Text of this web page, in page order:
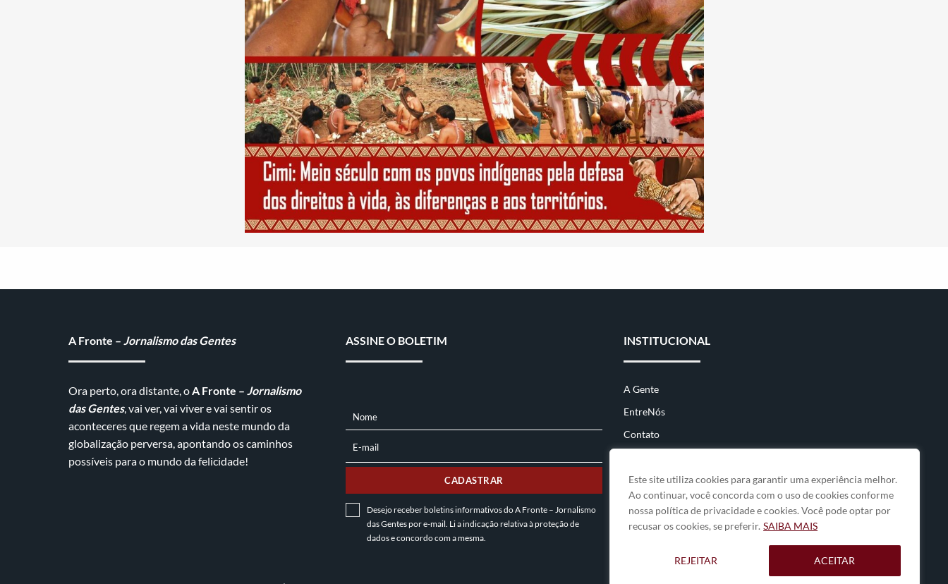
Este site utiliza cookies para garantir uma experiência melhor.
Ao continuar, você concorda com o uso de cookies conforme
nossa política de privacidade e cookies. Você pode optar por
recusar os cookies, se preferir. SAIBA MAIS
REJEITAR ACEITAR
A Fronte –Jornalismo das Gentes
Ora perto, ora distante, oA Fronte –Jornalismo
das Gentes, vai ver, vai viver e vai sentir os
aconteceres que regem a vida neste mundo da
globalização perversa, apontando os caminhos
possíveis para o mundo da felicidade!
ASSINE O BOLETIM
NOME
Nome
MAIL
E-mail
CADASTRAR
Desejo receber boletins informativos do A Fronte – Jornalismo
das Gentes por e-mail. Li a indicação relativa àproteção de
dadose concordo com a mesma.
INSTITUCIONAL
A Gente
EntreNós
Contato